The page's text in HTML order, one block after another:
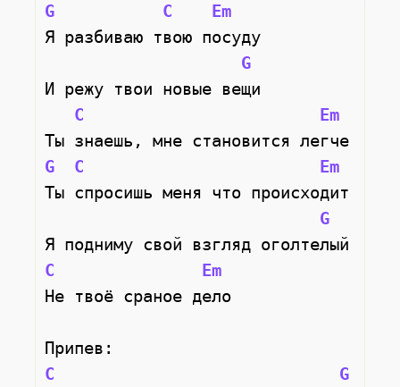
G C
Em
Я разбиваю твою посуду
G
И режу твои новые вещи
C
Em
Ты знаешь, мне становится легче
G
C
Em
Ты спросишь меня что происходит
G
Я подниму свой взгляд оголтелый
C
Em
Не твоё сраное дело
Припев:
C
G